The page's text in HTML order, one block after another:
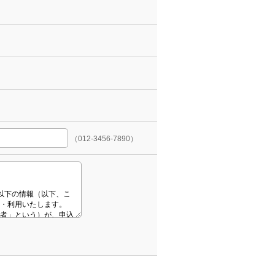
（012-3456-7890）